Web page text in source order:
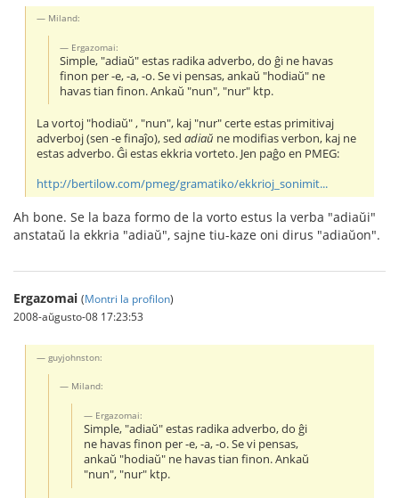
Miland:
Ergazomai:
Simple, "adiaŭ" estas radika adverbo, do ĝi ne havas
finon per -e, -a, -o. Se vi pensas, ankaŭ "hodiaŭ" ne
havas tian finon. Ankaŭ "nun", "nur" ktp.
La vortoj "hodiaŭ" , "nun", kaj "nur" certe estas primitivaj
adverboj (sen -e finaĵo), sedadiaŭ ne modifias verbon, kaj ne
estas adverbo. Ĝi estas ekkria vorteto. Jen paĝo en PMEG:
http://bertilow.com/pmeg/gramatiko/ekkrioj_sonimit...
Ah bone. Se la baza formo de la vorto estus la verba "adiaŭi"
anstataŭ la ekkria "adiaŭ", sajne tiu-kaze oni dirus "adiaŭon".
Ergazomai (Montri la profilon)
2008-aŭgusto-08 17:23:53
guyjohnston:
Miland:
Ergazomai:
Simple, "adiaŭ" estas radika adverbo, do ĝi
ne havas finon per -e, -a, -o. Se vi pensas,
ankaŭ "hodiaŭ" ne havas tian finon. Ankaŭ
"nun", "nur" ktp.